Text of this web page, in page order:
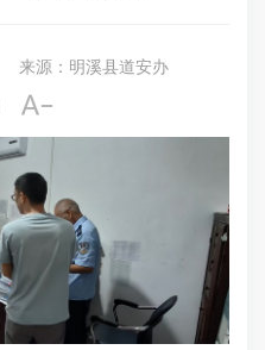
来源：明溪县道安办
